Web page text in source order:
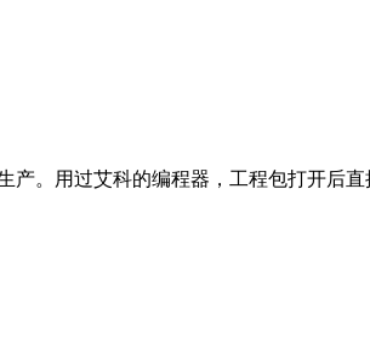
。用过艾科的编程器，工程包打开后